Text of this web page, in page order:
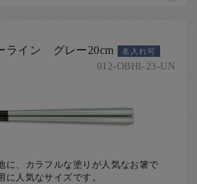
ライン グレー20cm 名入れ可
012-OBHI-23-UN
に、カラフルな塗りが人気なお箸で
人気なサイズです。